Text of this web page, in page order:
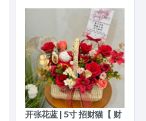
开张花蓝 | 5寸 招财猫【 财